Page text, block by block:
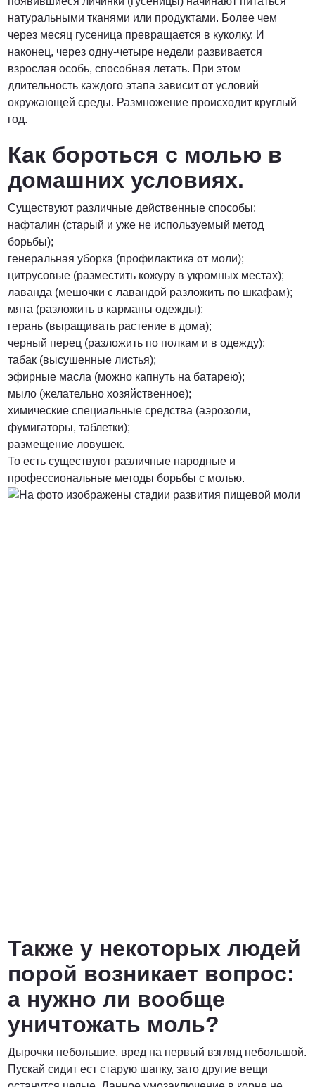
натуральными тканями или продуктами. Более чем
через месяц гусеница превращается в куколку. И
наконец, через одну-четыре недели развивается
взрослая особь, способная летать. При этом
длительность каждого этапа зависит от условий
окружающей среды. Размножение происходит круглый
год.
Как бороться с молью в
домашних условиях.
Существуют различные действенные способы:
нафталин (старый и уже не используемый метод
борьбы);
генеральная уборка (профилактика от моли);
цитрусовые (разместить кожуру в укромных местах);
лаванда (мешочки с лавандой разложить по шкафам);
мята (разложить в карманы одежды);
герань (выращивать растение в дома);
черный перец (разложить по полкам и в одежду);
табак (высушенные листья);
эфирные масла (можно капнуть на батарею);
мыло (желательно хозяйственное);
химические специальные средства (аэрозоли,
фумигаторы, таблетки);
размещение ловушек.
То есть существуют различные народные и
профессиональные методы борьбы с молью.
Также у некоторых людей
порой возникает вопрос:
а нужно ли вообще
уничтожать моль?
Дырочки небольшие, вред на первый взгляд небольшой.
Пускай сидит ест старую шапку, зато другие вещи